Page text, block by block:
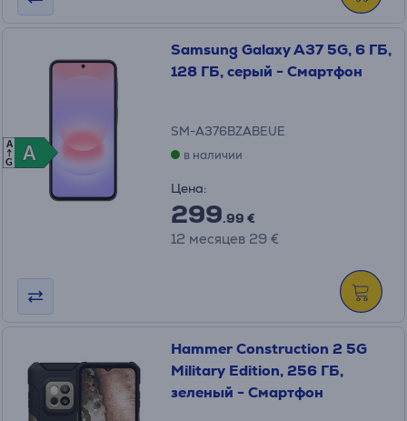
A
A
A
G
Samsung Galaxy A37 5G, 6 ГБ,
128 ГБ, серый - Cмартфон
SM-A376BZABEUE
в наличии
Цена:
299.99 €
12 месяцев 29 €
Hammer Construction 2 5G
Military Edition, 256 ГБ,
зеленый - Смартфон